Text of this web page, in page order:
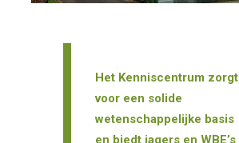
Het Kenniscentrum zorgt
voor een solide
wetenschappelijke basis
en biedt jagers en WBE’s